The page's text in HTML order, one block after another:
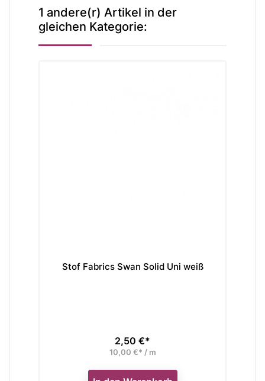
1 andere(r) Artikel in der
gleichen Kategorie:
Stof Fabrics Swan Solid Uni weiß
Preis
2,50 €*
10,00 €* / m